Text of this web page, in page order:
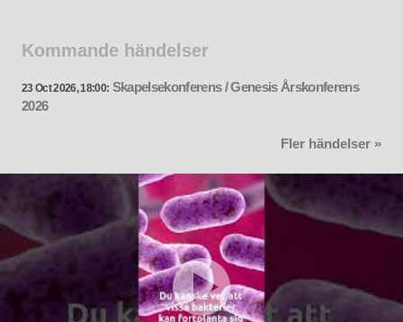
Kommande händelser
23 Oct 2026, 18:00: Skapelsekonferens / Genesis Årskonferens
2026
Fler händelser »